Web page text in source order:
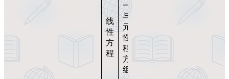
线
性
方
程
一元
与多
元线
性方
程、
方程
组
衡、
成本
分析